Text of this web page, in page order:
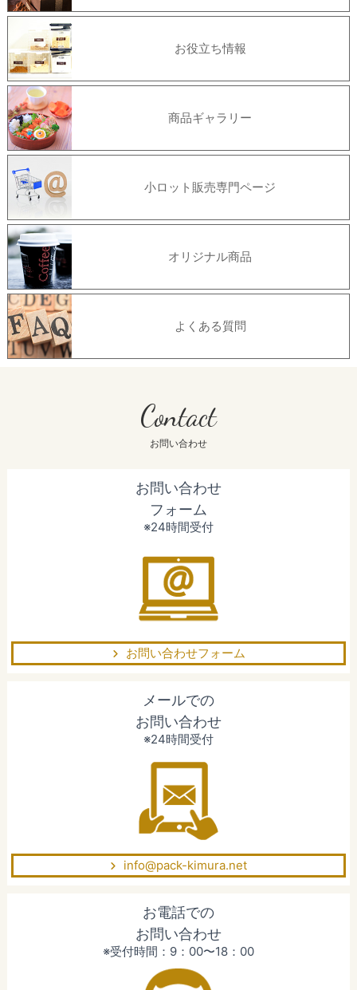
お役立ち情報
商品ギャラリー
小ロット販売専門ページ
オリジナル商品
よくある質問
Contact
お問い合わせ
お問い合わせ
フォーム
※24時間受付
お問い合わせフォーム
メールでの
お問い合わせ
※24時間受付
info@pack-kimura.net
お電話での
お問い合わせ
※受付時間：9：00〜18：00